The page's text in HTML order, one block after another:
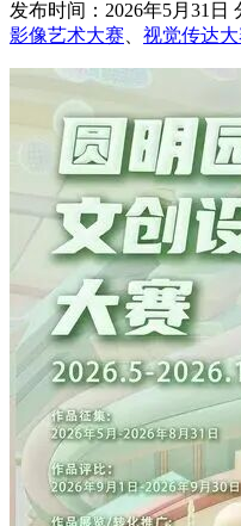
发布时间：2026年5月31日
影像艺术大赛
视觉传达大